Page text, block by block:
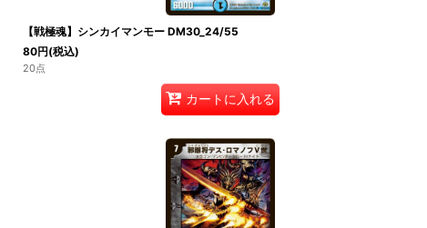
【戦極魂】シンカイマンモー DM30_24/55
80円(税込)
20点
カートに入れる